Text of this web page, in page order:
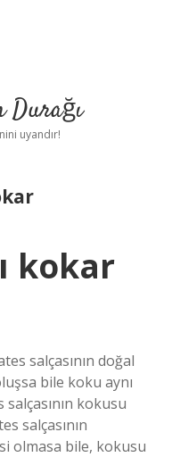
Durağı
uyandır!
kokar
salçasının doğal
bile koku aynı
kokusu
salçasının
olmasa bile, kokusu